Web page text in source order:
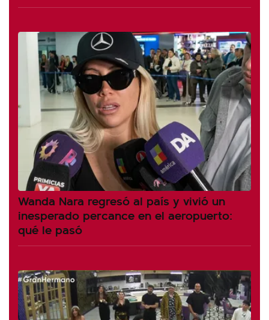
Wanda Nara regresó al país y vivió un
inesperado percance en el aeropuerto:
qué le pasó